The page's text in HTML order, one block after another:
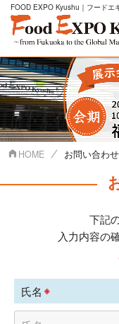
FOOD EXPO Kyushu｜フードエ
HOME お問い合わせ
下記
入力内容の
氏名 ※